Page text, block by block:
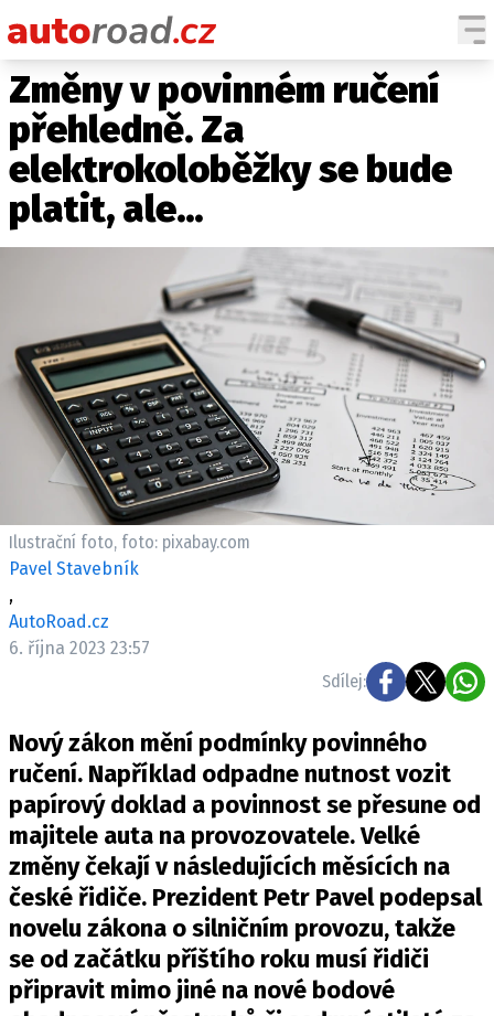
AUTA
TESTY AUT
NOVINKY
ZAJÍMAVOSTI
TECHNIKA
EKONOMIKA
ČESKÝ TRH
TUNING
PROFI
ELEKTRO
ROZHOVORY
Z DOMOVA
ZE SVĚTA
MOTORSPORT
PIT LANE
Změny v povinném ručení
přehledně. Za
elektrokoloběžky se bude
platit, ale...
Ilustrační foto, foto: pixabay.com
Pavel Stavebník
,
AutoRoad.cz
6. října 2023 23:57
Sdílej:
Nový zákon mění podmínky povinného
ručení. Například odpadne nutnost vozit
papírový doklad a povinnost se přesune od
majitele auta na provozovatele. Velké
změny čekají v následujících měsících na
české řidiče. Prezident Petr Pavel podepsal
novelu zákona o silničním provozu, takže
se od začátku příštího roku musí řidiči
připravit mimo jiné na nové bodové